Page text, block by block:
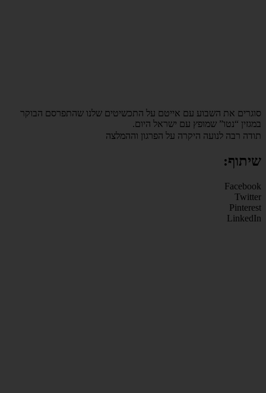
סוגרים את השבוע עם אייטם על התכשיטים שלנו שהתפרסם הבוקר
במגזין “נטו” שמופץ עם ישראל היום.
תודה רבה לנועה היקרה על הפרגון וההמלצה
שיתוף:
Facebook
Twitter
Pinterest
LinkedIn